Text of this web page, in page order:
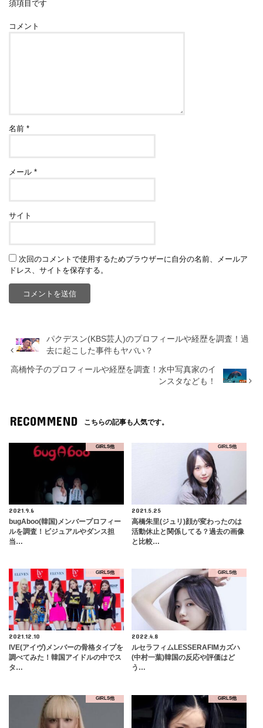
須項目です
コメント
名前*
メール*
サイト
次回のコメントで使用するためブラウザーに自分の名前、メールア
ドレス、サイトを保存する。
パクデスン(KBS芸人)のプロフィールや経歴を調査！過
去に起こした事件もヤバい？
高橋怜子のプロフィールや経歴を調査！水中写真家のイ
ンスタなども！
RECOMMEND こちらの記事も人気です。
GIRLS他
2021.9.6
bugAboo(韓国)メンバープロフィー
ルを調査！ビジュアルやダンス担
当…
GIRLS他
2021.5.25
高橋朱里(ジュリ)顔が変わったのは
活動休止と関係してる？過去の画像
と比較…
GIRLS他
2021.12.10
IVE(アイヴ)メンバーの骨格タイプを
調べてみた！韓国アイドルの中でス
タ…
GIRLS他
2022.4.8
ルセラフィムLESSERAFIMカズハ
(中村一葉)韓国の反応や評価はど
う…
GIRLS他 GIRLS他